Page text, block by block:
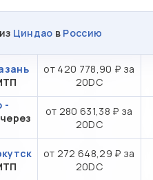
из Циндао в Россию
от 420 778,90 ₽ за
20DC
-
через
от 280 631,38 ₽ за
20DC
от 272 648,29 ₽ за
20DC